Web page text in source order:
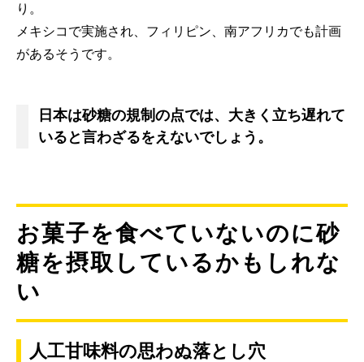
り。
メキシコで実施され、フィリピン、南アフリカでも計画
があるそうです。
日本は砂糖の規制の点では、大きく立ち遅れて
いると言わざるをえないでしょう。
お菓子を食べていないのに砂
糖を摂取しているかもしれな
い
人工甘味料の思わぬ落とし穴